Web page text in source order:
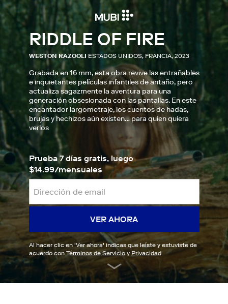
RIDDLE OF FIRE
WESTON RAZOOLI ESTADOS UNIDOS, FRANCIA, 2023
Grabada en 16 mm, esta obra revive las entrañables
e inquietantes películas infantiles de antaño, pero
actualiza sagazmente la aventura para una
generación obsesionada con las pantallas. En este
encantador largometraje, los cuentos de hadas,
brujas y hechizos aún existen… para quien quiera
verlos
Prueba 7 días gratis, luego
$14.99/mensuales
VER AHORA
Al hacer clic en 'Ver ahora' indicas que leíste y estuviste de
acuerdo conTérminos de Servicioy Privacidad